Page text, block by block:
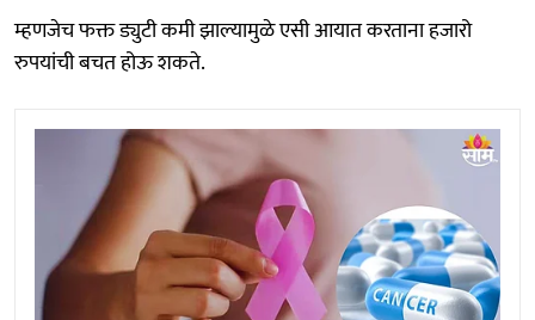
म्हणजेच फक्त ड्युटी कमी झाल्यामुळे एसी आयात करताना हजारो
रुपयांची बचत होऊ शकते.